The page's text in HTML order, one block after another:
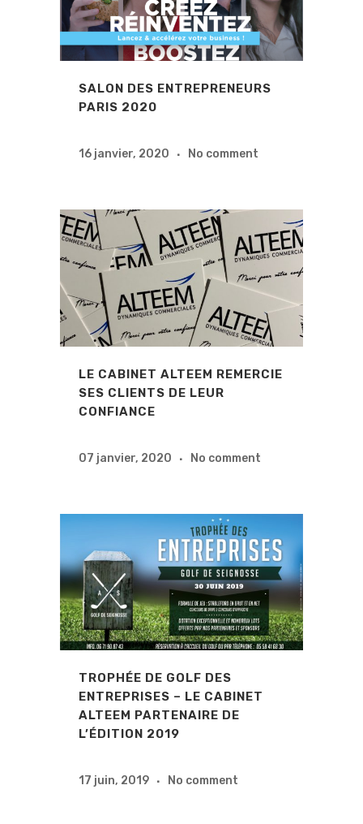
SALON DES ENTREPRENEURS
PARIS 2020
16 janvier, 2020 No comment
LE CABINET ALTEEM REMERCIE
SES CLIENTS DE LEUR
CONFIANCE
07 janvier, 2020 No comment
TROPHÉE DE GOLF DES
ENTREPRISES – LE CABINET
ALTEEM PARTENAIRE DE
L’ÉDITION 2019
17 juin, 2019 No comment